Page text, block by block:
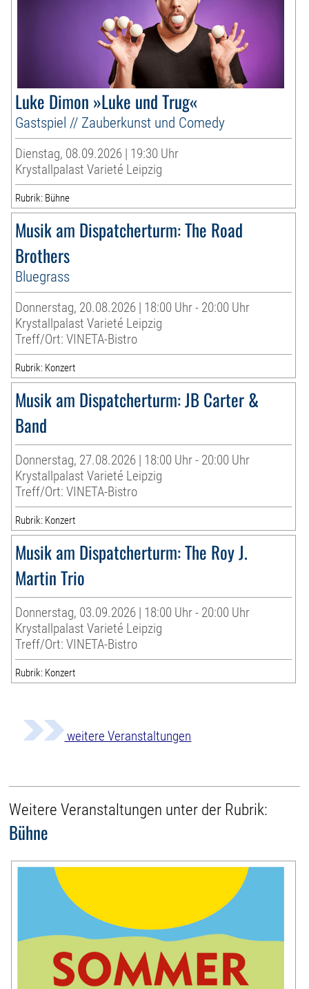
Luke Dimon »Luke und Trug«
Gastspiel // Zauberkunst und Comedy
Dienstag, 08.09.2026 | 19:30 Uhr
Krystallpalast Varieté Leipzig
Rubrik: Bühne
Musik am Dispatcherturm: The Road
Brothers
Bluegrass
Donnerstag, 20.08.2026 | 18:00 Uhr - 20:00 Uhr
Krystallpalast Varieté Leipzig
Treff/Ort: VINETA-Bistro
Rubrik: Konzert
Musik am Dispatcherturm: JB Carter &
Band
Donnerstag, 27.08.2026 | 18:00 Uhr - 20:00 Uhr
Krystallpalast Varieté Leipzig
Treff/Ort: VINETA-Bistro
Rubrik: Konzert
Musik am Dispatcherturm: The Roy J.
Martin Trio
Donnerstag, 03.09.2026 | 18:00 Uhr - 20:00 Uhr
Krystallpalast Varieté Leipzig
Treff/Ort: VINETA-Bistro
Rubrik: Konzert
weitere Veranstaltungen
Weitere Veranstaltungen unter der Rubrik:
Bühne